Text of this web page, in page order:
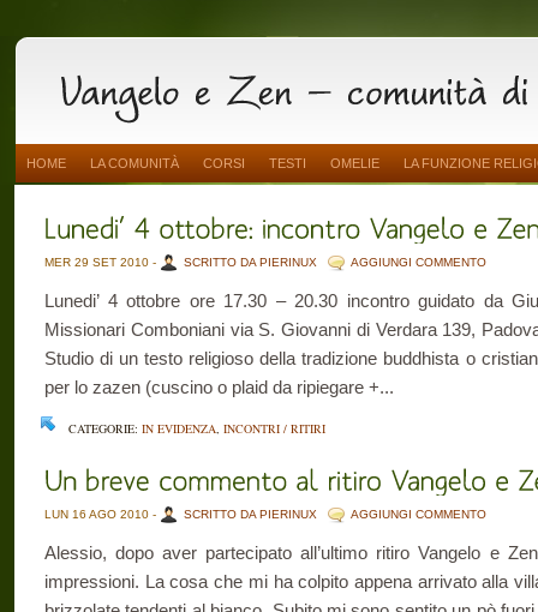
HOME LA COMUNITÀ CORSI TESTI OMELIE LA FUNZIONE
MER 29 SET 2010 - SCRITTO DA PIERINUX AGGIUNGI COMMENTO
Lunedi’ 4 ottobre ore 17.30 – 20.30 incontro guidato da
Missionari Comboniani via S. Giovanni di Verdara 139,
Studio di un testo religioso della tradizione buddhista o
per lo zazen (cuscino o plaid da ripiegare +...
CATEGORIE: IN EVIDENZA, INCONTRI / RITIRI
LUN 16 AGO 2010 - SCRITTO DA PIERINUX AGGIUNGI COMMENTO
Alessio, dopo aver partecipato all’ultimo ritiro Vangelo e
impressioni. La cosa che mi ha colpito appena arrivato alla